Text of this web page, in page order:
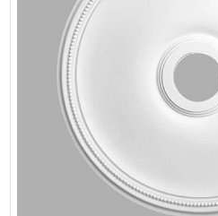
Наружный Ø:
Толщина:
Розетка потолочная